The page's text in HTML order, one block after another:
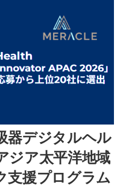
器デジタルヘル
ア太平洋地域
支援プログラム